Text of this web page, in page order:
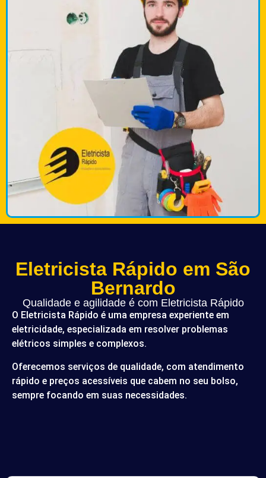
Eletricista Rápido em São
Bernardo
Qualidade e agilidade é com Eletricista Rápido
O Eletricista Rápido é uma empresa experiente em
eletricidade, especializada em resolver problemas
elétricos simples e complexos.
Oferecemos serviços de qualidade, com atendimento
rápido e preços acessíveis que cabem no seu bolso,
sempre focando em suas necessidades.